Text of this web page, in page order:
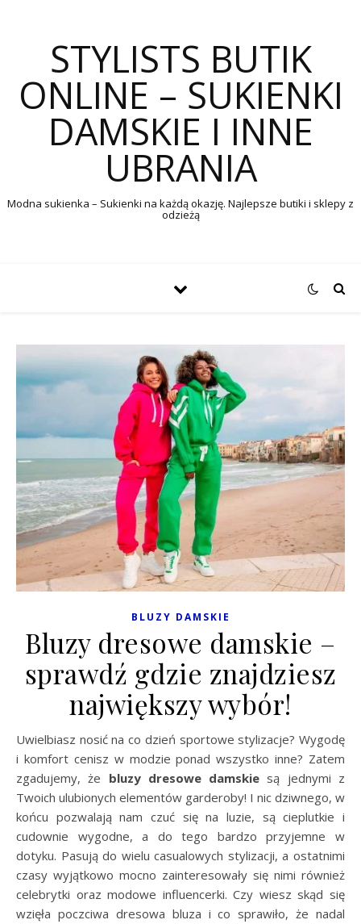
STYLISTS BUTIK
ONLINE – SUKIENKI
DAMSKIE I INNE
UBRANIA
Modna sukienka – Sukienki na każdą okazję. Najlepsze butiki i sklepy z
odzieżą
BLUZY DAMSKIE
Bluzy dresowe damskie –
sprawdź gdzie znajdziesz
największy wybór!
Uwielbiasz nosić na co dzień sportowe stylizacje? Wygodę
i komfort cenisz w modzie ponad wszystko inne? Zatem
zgadujemy, że bluzy dresowe damskie są jednymi z
Twoich ulubionych elementów garderoby! I nic dziwnego, w
końcu pozwalają nam czuć się na luzie, są cieplutkie i
cudownie wygodne, a do tego bardzo przyjemne w
dotyku. Pasują do wielu casualowych stylizacji, a ostatnimi
czasy wyjątkowo mocno zainteresowały się nimi również
celebrytki oraz modowe influencerki. Czy wiesz skąd się
wzięła poczciwa dresowa bluza i co sprawiło, że nadal